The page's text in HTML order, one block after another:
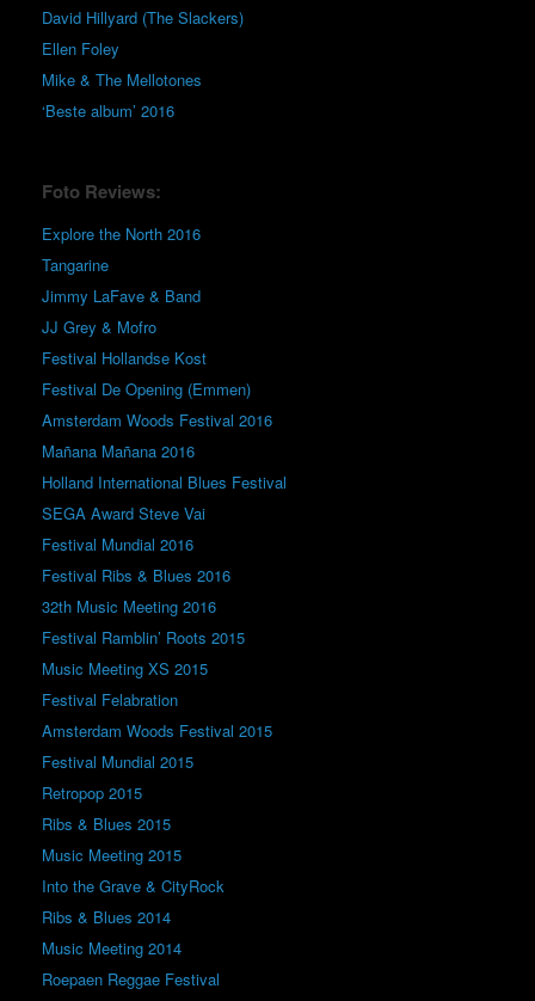
David Hillyard (The Slackers)
Ellen Foley
Mike & The Mellotones
‘Beste album’ 2016
Foto Reviews:
Explore the North 2016
Tangarine
Jimmy LaFave & Band
JJ Grey & Mofro
Festival Hollandse Kost
Festival De Opening (Emmen)
Amsterdam Woods Festival 2016
Mañana Mañana 2016
Holland International Blues Festival
SEGA Award Steve Vai
Festival Mundial 2016
Festival Ribs & Blues 2016
32th Music Meeting 2016
Festival Ramblin’ Roots 2015
Music Meeting XS 2015
Festival Felabration
Amsterdam Woods Festival 2015
Festival Mundial 2015
Retropop 2015
Ribs & Blues 2015
Music Meeting 2015
Into the Grave & CityRock
Ribs & Blues 2014
Music Meeting 2014
Roepaen Reggae Festival